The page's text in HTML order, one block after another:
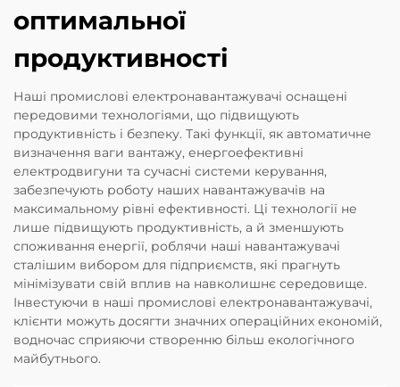
оптимальної
продуктивності
Наші промислові електронавантажувачі оснащені
передовими технологіями, що підвищують
продуктивність і безпеку. Такі функції, як автоматичне
визначення ваги вантажу, енергоефективні
електродвигуни та сучасні системи керування,
забезпечують роботу наших навантажувачів на
максимальному рівні ефективності. Ці технології не
лише підвищують продуктивність, а й зменшують
споживання енергії, роблячи наші навантажувачі
сталішим вибором для підприємств, які прагнуть
мінімізувати свій вплив на навколишнє середовище.
Інвестуючи в наші промислові електронавантажувачі,
клієнти можуть досягти значних операційних економій,
водночас сприяючи створенню більш екологічного
майбутнього.